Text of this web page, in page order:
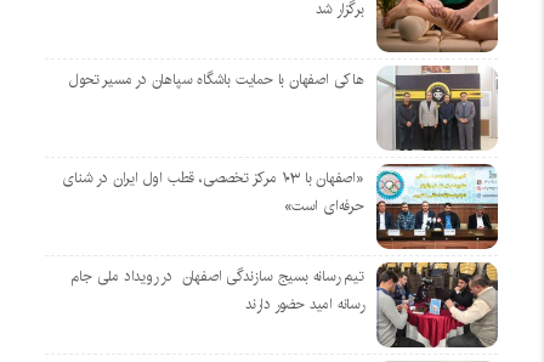
برگزار شد
هاکی اصفهان با حمایت باشگاه سپاهان در مسیر تحول
«اصفهان با ۱۰۳ مرکز تخصصی، قطب اول ایران در شنای
حرفه‌ای است»
تیم رسانه بسیج سازندگی اصفهان در رویداد ملی جام
رسانه امید حضور دارند